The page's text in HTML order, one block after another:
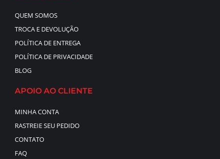
QUEM SOMOS
TROCA E DEVOLUÇÃO
POLÍTICA DE ENTREGA
POLÍTICA DE PRIVACIDADE
BLOG
APOIO AO CLIENTE
MINHA CONTA
RASTREIE SEU PEDIDO
CONTATO
FAQ